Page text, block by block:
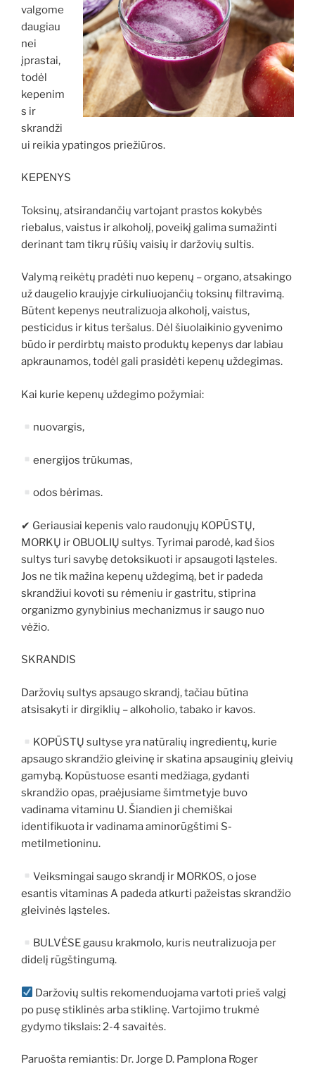
valgome
daugiau
nei
įprastai,
todėl
kepenim
s ir
skrandži
ui reikia ypatingos priežiūros.
KЕPENYS
Toksinų, atsirandančių vartojant prastos kokybės
riebalus, vaistus ir alkoholį, poveikį galima sumažinti
derinant tam tikrų rūšių vaisių ir daržovių sultis.
Valymą reikėtų pradėti nuo kepenų – organo, atsakingo
už daugelio kraujyje cirkuliuojančių toksinų filtravimą.
Būtent kepenys neutralizuoja alkoholį, vaistus,
pesticidus ir kitus teršalus. Dėl šiuolaikinio gyvenimo
būdo ir perdirbtų maisto produktų kepenys dar labiau
apkraunamos, todėl gali prasidėti kepenų uždegimas.
Kai kurie kepenų uždegimo požymiai:
nuovargis,
energijos trūkumas,
odos bėrimas.
✔ Geriausiai kepenis valo raudonųjų KOPŪSTŲ,
MORKŲ ir OBUOLIŲ sultys. Tyrimai parodė, kad šios
sultys turi savybę detoksikuoti ir apsaugoti ląsteles.
Jos ne tik mažina kepenų uždegimą, bet ir padeda
skrandžiui kovoti su rėmeniu ir gastritu, stiprina
organizmo gynybinius mechanizmus ir saugo nuo
vėžio.
SKRANDIS
Daržovių sultys apsaugo skrandį, tačiau būtina
atsisakyti ir dirgiklių – alkoholio, tabako ir kavos.
KOPŪSTŲ sultyse yra natūralių ingredientų, kurie
apsaugo skrandžio gleivinę ir skatina apsauginių gleivių
gamybą. Kopūstuose esanti medžiaga, gydanti
skrandžio opas, praėjusiame šimtmetyje buvo
vadinama vitaminu U. Šiandien ji chemiškai
identifikuota ir vadinama aminorūgštimi S-
metilmetioninu.
Veiksmingai saugo skrandį ir MORKOS, o jose
esantis vitaminas A padeda atkurti pažeistas skrandžio
gleivinės ląsteles.
BULVĖSE gausu krakmolo, kuris neutralizuoja per
didelį rūgštingumą.
Daržovių sultis rekomenduojama vartoti prieš valgį
po pusę stiklinės arba stiklinę. Vartojimo trukmė
gydymo tikslais: 2-4 savaitės.
Paruošta remiantis: Dr. Jorge D. Pamplona Roger